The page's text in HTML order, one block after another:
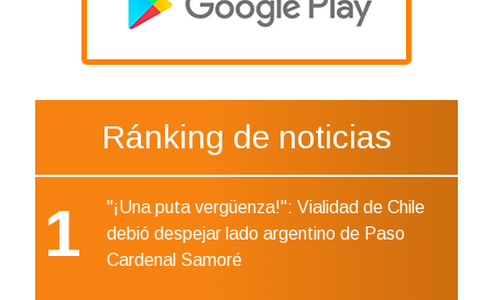
Ránking de noticias
1
"¡Una puta vergüenza!": Vialidad de Chile
debió despejar lado argentino de Paso
Cardenal Samoré